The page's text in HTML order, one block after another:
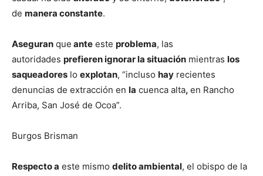
de manera constante.
Aseguran que ante este problema, las
autoridades prefieren ignorar la situación mientras los
saqueadores lo explotan, “incluso hay recientes
denuncias de extracción en la cuenca alta, en Rancho
Arriba, San José de Ocoa”.
Burgos Brisman
Respecto a este mismo delito ambiental, el obispo de la